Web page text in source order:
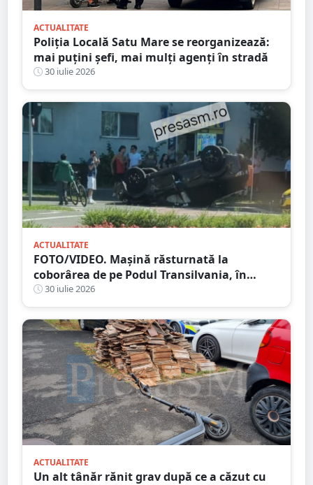
ACTUALITATE
Poliția Locală Satu Mare se reorganizează:
mai puțini șefi, mai mulți agenți în stradă
30 iulie 2026
ACTUALITATE
FOTO/VIDEO. Mașină răsturnată la
coborârea de pe Podul Transilvania, în
municipiul Satu Mare
30 iulie 2026
ACTUALITATE
Un alt tânăr rănit grav după ce a căzut cu